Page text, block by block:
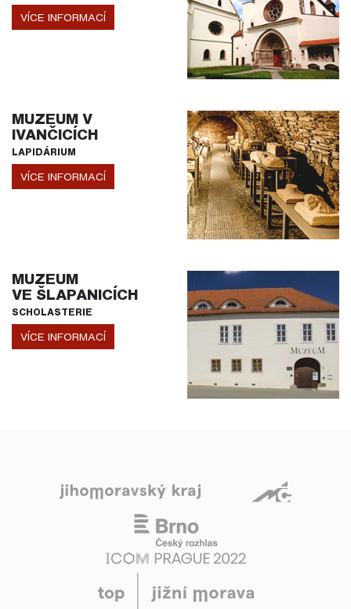
VÍCE INFORMACÍ
MUZEUM V
IVANČICÍCH
LAPIDÁRIUM
VÍCE INFORMACÍ
MUZEUM
VE ŠLAPANICÍCH
SCHOLASTERIE
VÍCE INFORMACÍ